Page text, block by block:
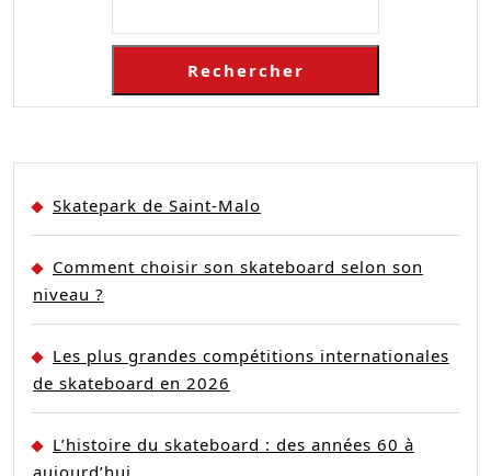
Rechercher
Skatepark de Saint-Malo
Comment choisir son skateboard selon son
niveau ?
Les plus grandes compétitions internationales
de skateboard en 2026
L’histoire du skateboard : des années 60 à
aujourd’hui